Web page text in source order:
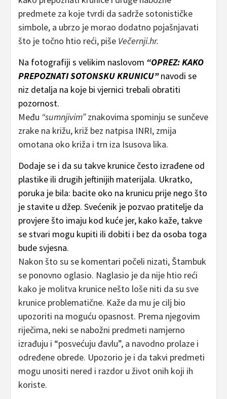
predmete za koje tvrdi da sadrže sotonističke
simbole, a ubrzo je morao dodatno pojašnjavati
što je točno htio reći, piše Večernji.hr.
Na fotografiji s velikim naslovom “OPREZ: KAKO
PREPOZNATI SOTONSKU KRUNICU” navodi se
niz detalja na koje bi vjernici trebali obratiti
pozornost.
Među “sumnjivim”znakovima spominju se sunčeve
zrake na križu, križ bez natpisa INRI, zmija
omotana oko križa i trn iza Isusova lika.
Dodaje se i da su takve krunice često izrađene od
plastike ili drugih jeftinijih materijala. Ukratko,
poruka je bila: bacite oko na krunicu prije nego što
je stavite u džep. Svećenik je pozvao pratitelje da
provjere što imaju kod kuće jer, kako kaže, takve
se stvari mogu kupiti ili dobiti i bez da osoba toga
bude svjesna.
Nakon što su se komentari počeli nizati, Štambuk
se ponovno oglasio. Naglasio je da nije htio reći
kako je molitva krunice nešto loše niti da su sve
krunice problematične. Kaže da mu je cilj bio
upozoriti na moguću opasnost. Prema njegovim
riječima, neki se nabožni predmeti namjerno
izrađuju i “posvećuju đavlu”, a navodno prolaze i
određene obrede. Upozorio je i da takvi predmeti
mogu unositi nered i razdor u život onih koji ih
koriste.